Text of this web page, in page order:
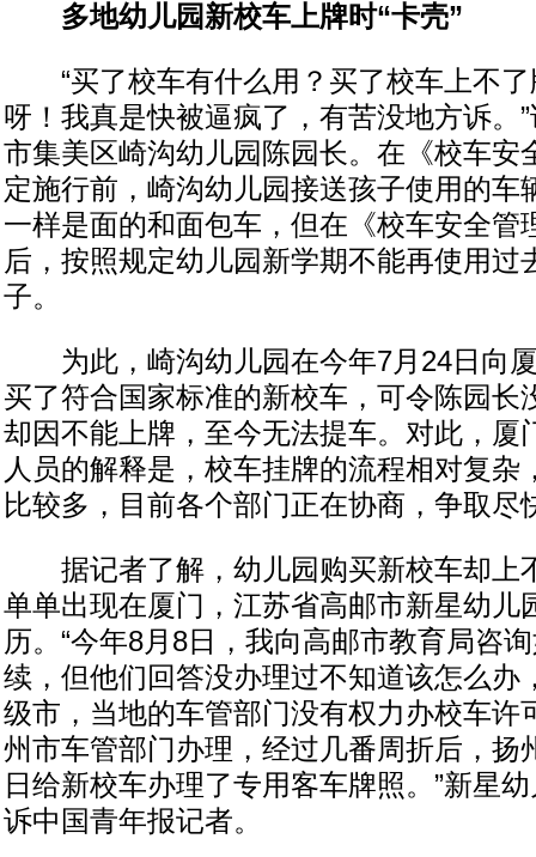
多地幼儿园新校车上牌时“卡壳”
“买了校车有什么用？买了校车上不了
呀！我真是快被逼疯了，有苦没地方诉。
市集美区崎沟幼儿园陈园长。在《校车安
定施行前，崎沟幼儿园接送孩子使用的车
一样是面的和面包车，但在《校车安全管
后，按照规定幼儿园新学期不能再使用过
子。
为此，崎沟幼儿园在今年7月24日向
买了符合国家标准的新校车，可令陈园长
却因不能上牌，至今无法提车。对此，厦
人员的解释是，校车挂牌的流程相对复杂
比较多，目前各个部门正在协商，争取尽
据记者了解，幼儿园购买新校车却上
单单出现在厦门，江苏省高邮市新星幼儿
历。“今年8月8日，我向高邮市教育局咨
续，但他们回答没办理过不知道该怎么办
级市，当地的车管部门没有权力办校车许
州市车管部门办理，经过几番周折后，扬
日给新校车办理了专用客车牌照。”新星
诉中国青年报记者。